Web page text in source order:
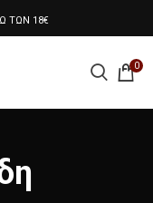
ΤΩΝ 18€
0